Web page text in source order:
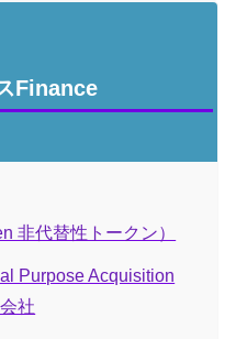
Finance
非代替性トークン）
Acquisition
社